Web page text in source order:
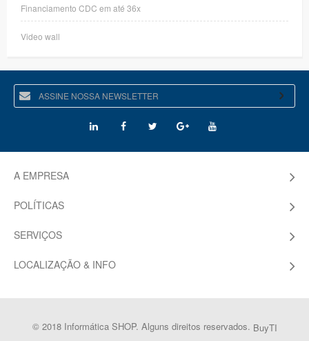
Financiamento CDC em até 36x
Video wall
A EMPRESA
POLÍTICAS
SERVIÇOS
LOCALIZAÇÃO & INFO
© 2018 Informática SHOP. Alguns direitos reservados. BuyTI